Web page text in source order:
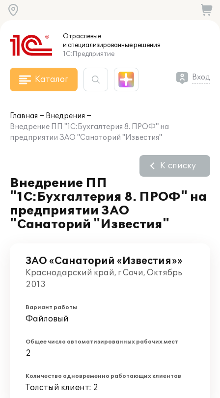
Отраслевые
и специализированныерешения
1С:Предприятие
Каталог Вход
Главная
Внедрения
Внедрение ПП "1С:Бухгалтерия 8. ПРОФ" на
предприятии ЗАО "Санаторий "Известия"
Внедрение ПП
"1С:Бухгалтерия 8. ПРОФ" на
предприятии ЗАО
"Санаторий "Известия"
К списку
ЗАО «Санаторий «Известия»»
Краснодарский край, г Сочи, Октябрь
2013
Вариант работы
Файловый
Общее число автоматизированных рабочих мест
2
Количество одновременно работающих клиентов
Толстый клиент: 2